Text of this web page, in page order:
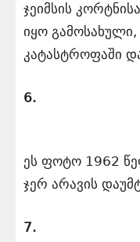
ჯეიმსის
იყო
კატასტროფაში
6.
ეს ფოტო 1962
ჯერ არავის
7.